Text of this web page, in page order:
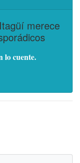
merece
lo cuente.